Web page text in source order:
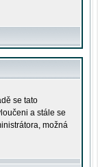
se tato
a stále se
možná